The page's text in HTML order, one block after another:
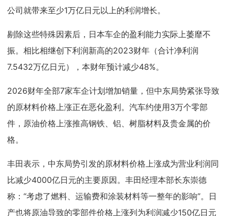
公司就带来至少1万亿日元以上的利润增长。
剔除这些特殊因素后，日本车企的盈利能力实际上萎靡不
振。相比相继创下利润新高的2023财年（合计净利润
7.5432万亿日元），本财年预计减少48%。
2026财年全部7家车企计划增加销量，但中东局势紧张导致
的原材料价格上涨正在恶化盈利。汽车约使用3万个零部
件，原油价格上涨推高钢铁、铝、树脂材料及贵金属的价
格。
丰田表示，中东局势引发的原材料价格上涨成为营业利润同
比减少4000亿日元的主要原因。丰田经理本部长东崇德
称：“考虑了燃料、运输费和涂装材料等一整年的影响”。日
产也将原油导致的零部件价格上涨列为利润减少150亿日元